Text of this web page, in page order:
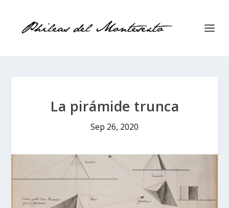
La pirámide trunca
Sep 26, 2020